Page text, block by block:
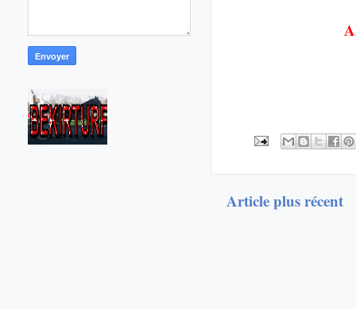
Article plus récent